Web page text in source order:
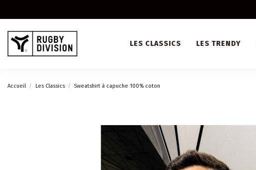
LES CLASSICS LES TRENDY
Accueil Les Classics Sweatshirt à capuche 100% coton